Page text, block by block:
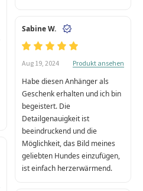
Sabine W.
Aug 19, 2024 Produkt ansehen
Habe diesen Anhänger als
Geschenk erhalten und ich bin
begeistert. Die
Detailgenauigkeit ist
beeindruckend und die
Möglichkeit, das Bild meines
geliebten Hundes einzufügen,
ist einfach herzerwärmend.